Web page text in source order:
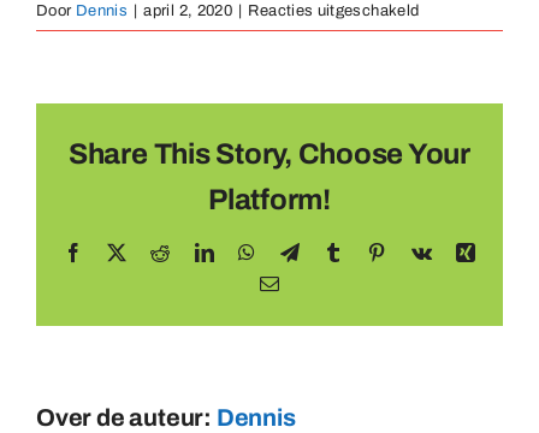
Contact
Door Dennis april 2, 2020 Reacties uitgeschakeldvoor
ster
Share This Story, Choose Your
Platform!
Facebook RedditLinkedInWhatsApp
TelegramTumblr Pinterest
Vk
Xing
E-
Over de auteur: Dennis